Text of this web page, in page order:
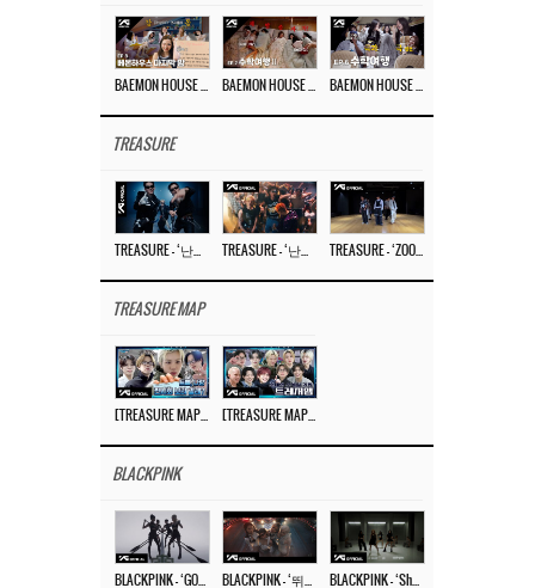
BAEMON HOUSE EP.8 BAEMON HOUSE EP.7 BAEMON HOUSE EP.6
TREASURE
TREASURE – ‘난리나 (NALLY-NA) (HYUNHAYO)’ DANCE PERFORMANCE VIDEO TREASURE – ‘난리나 (NALLY-NA) (HYUNHAYO)’ M/V TREASURE – ‘ZOOM ZOOM’ DANCE PRACTICE VIDEO
TREASURE MAP
[TREASURE MAP] EP.77 🥲 우리 트레저 겁쟁이 아닙니다 🤚 기묘한 전시회 [TREASURE MAP] EP.77 🕯️ THE STRANGE EXHIBITION 🕰️ TEASER
BLACKPINK
BLACKPINK – ‘GO’ M/V BLACKPINK – ‘뛰어(JUMP)’ M/V BLACKPINK – ‘Shut Down’ DANCE PERFORMANCE VIDEO